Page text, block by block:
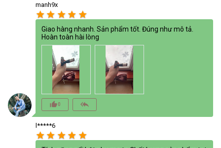
manh9x
star star star star star
Giao hàng nhanh. Sản phẩm tốt. Đúng như mô tả.
Hoàn toàn hài lòng
thumb_up_alt0 reply_all
l*****6
star star star star star